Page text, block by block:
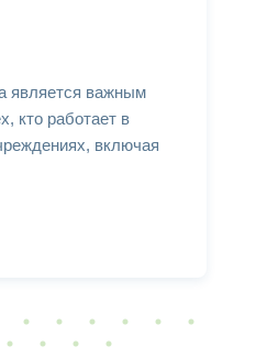
является важным
кто работает в
включая